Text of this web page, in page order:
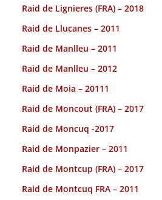
Raid de Lignieres (FRA) – 2018
Raid de Llucanes – 2011
Raid de Manlleu – 2011
Raid de Manlleu – 2012
Raid de Moia – 20111
Raid de Moncout (FRA) – 2017
Raid de Moncuq -2017
Raid de Monpazier – 2011
Raid de Montcup (FRA) – 2017
Raid de Montcuq FRA – 2011